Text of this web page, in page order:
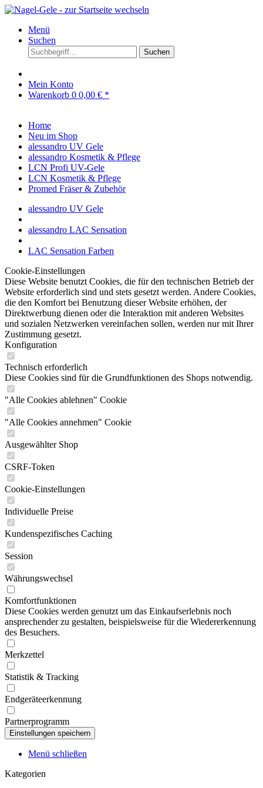
Menü
Suchen
Suchen
Mein Konto
Warenkorb 0 0,00 € *
Home
Neu im Shop
alessandro UV Gele
alessandro Kosmetik & Pflege
LCN Profi UV-Gele
LCN Kosmetik & Pflege
Promed Fräser & Zubehör
alessandro UV Gele
alessandro LAC Sensation
LAC Sensation Farben
Cookie-Einstellungen
Diese Website benutzt Cookies, die für den technischen Betrieb der
Website erforderlich sind und stets gesetzt werden. Andere Cookies,
die den Komfort bei Benutzung dieser Website erhöhen, der
Direktwerbung dienen oder die Interaktion mit anderen Websites
und sozialen Netzwerken vereinfachen sollen, werden nur mit Ihrer
Zustimmung gesetzt.
Konfiguration
Technisch erforderlich
Diese Cookies sind für die Grundfunktionen des Shops notwendig.
"Alle Cookies ablehnen" Cookie
"Alle Cookies annehmen" Cookie
Ausgewählter Shop
CSRF-Token
Cookie-Einstellungen
Individuelle Preise
Kundenspezifisches Caching
Session
Währungswechsel
Komfortfunktionen
Diese Cookies werden genutzt um das Einkaufserlebnis noch
ansprechender zu gestalten, beispielsweise für die Wiedererkennung
des Besuchers.
Merkzettel
Statistik & Tracking
Endgeräteerkennung
Partnerprogramm
Menü schließen
Kategorien